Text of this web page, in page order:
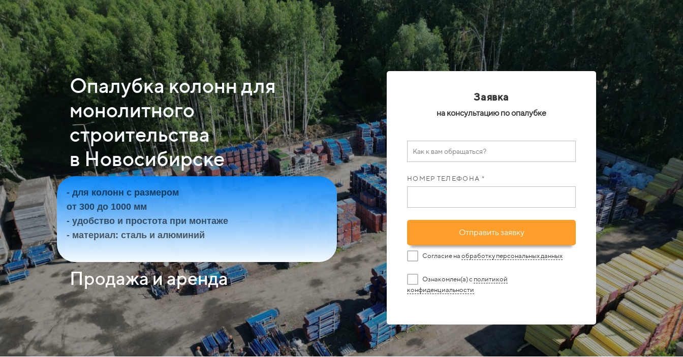
Опалубка колонн для
монолитного
строительства
в Новосибирске
- для колонн с размером
от 300 до 1000 мм
- удобство и простота при монтаже
- материал: сталь и алюминий
Продажа и аренда
Заявка
на консультацию по опалубке
НОМЕР ТЕЛЕФОНА *
Отправить заявку
Согласие на обработку персональных данных
Ознакомлен(а) с политикой
конфиденциальности